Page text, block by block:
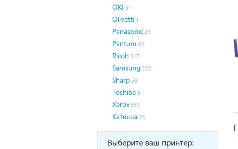
OKI 51
Olivetti 1
Panasonic 23
Pantum 93
Ricoh 317
Samsung 222
Sharp 58
Toshiba 8
Xerox 551
Катюша 25
Выберите ваш принтер: